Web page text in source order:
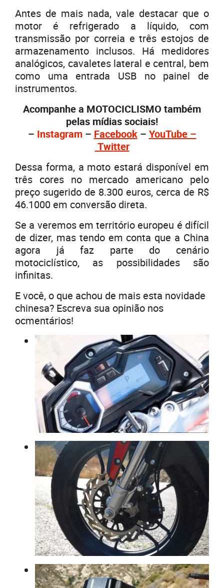
Antes de mais nada, vale destacar que o
motor é refrigerado a líquido, com
transmissão por correia e três estojos de
armazenamento inclusos. Há medidores
analógicos, cavaletes lateral e central, bem
como uma entrada USB no painel de
instrumentos.
Acompanhe a MOTOCICLISMO também
pelas mídias sociais!
– Instagram– Facebook– YouTube –
Twitter
Dessa forma, a moto estará disponível em
três cores no mercado americano pelo
preço sugerido de 8.300 euros, cerca de R$
46.1000 em conversão direta.
Se a veremos em território europeu é difícil
de dizer, mas tendo em conta que a China
agora já faz parte do cenário
motociclístico, as possibilidades são
infinitas.
E você, o que achou de mais esta novidade
chinesa? Escreva sua opinião nos
ocmentários!